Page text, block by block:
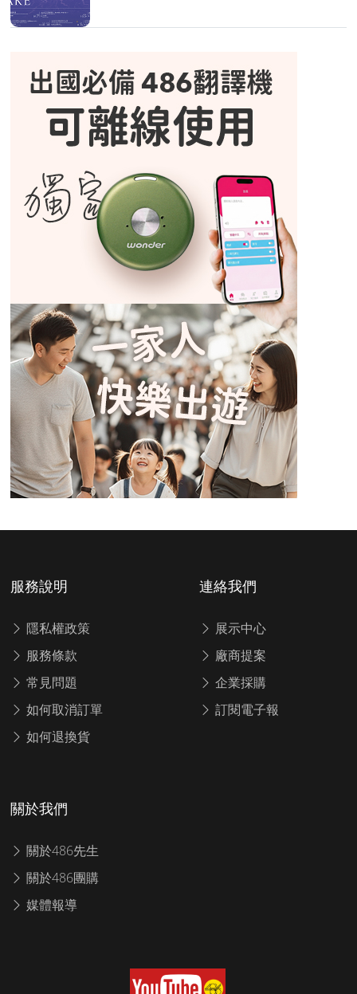
服務說明
隱私權政策
服務條款
常見問題
如何取消訂單
如何退換貨
連絡我們
展示中心
廠商提案
企業採購
訂閱電子報
關於我們
關於486先生
關於486團購
媒體報導